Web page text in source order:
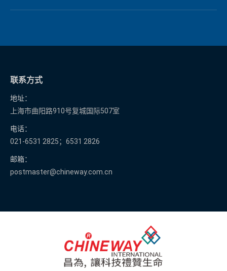
联系方式
地址：
上海市曲阳路910号复城国际507室
电话：
021-6531 2825；6531 2826
邮箱：
postmaster@chineway.com.cn